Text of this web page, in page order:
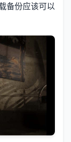
备份应该可以